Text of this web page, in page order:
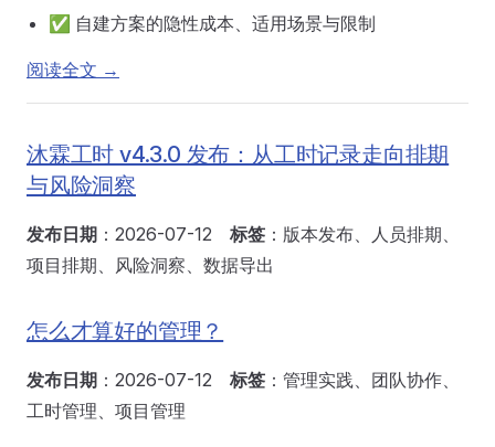
✅ 自建方案的隐性成本、适用场景与限制
阅读全文 →
沐霖工时 v4.3.0 发布：从工时记录走向排期
与风险洞察
发布日期 ：2026-07-12 标签 ：版本发布、人员排期、
项目排期、风险洞察、数据导出
怎么才算好的管理？
发布日期 ：2026-07-12 标签 ：管理实践、团队协作、
工时管理、项目管理